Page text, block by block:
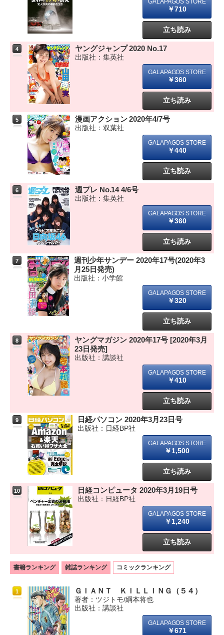
￥710
立ち読み
4 ヤングジャンプ 2020 No.17
出版社：集英社
￥360
立ち読み
5 漫画アクション 2020年4/7号
出版社：双葉社
￥440
立ち読み
6 週プレ No.14 4/6号
出版社：集英社
￥360
立ち読み
7
週刊少年サンデー 2020年17号(2020年3
月25日発売)
出版社：小学館
￥320
立ち読み
8
ヤングマガジン 2020年17号 [2020年3月
23日発売]
出版社：講談社
￥410
立ち読み
9 日経パソコン 2020年3月23日号
出版社：日経BP社
￥1,500
立ち読み
10 日経コンピュータ 2020年3月19日号
出版社：日経BP社
￥1,240
立ち読み
書籍ランキング 雑誌ランキング コミックランキング
1 ＧＩＡＮＴ ＫＩＬＬＩＮＧ（５４）
著者：ツジトモ/綱本将也
出版社：講談社
￥671